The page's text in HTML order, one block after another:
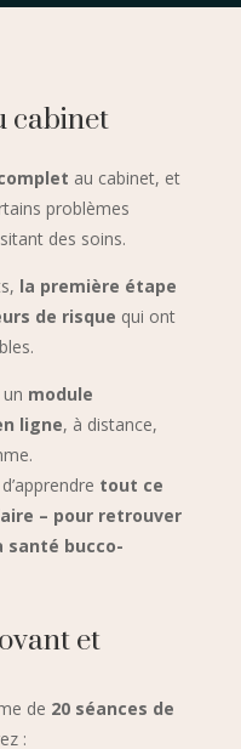
cabinet
au cabinet, et
problèmes
des soins.
la première étape
de risque qui ont
module
ligne, à distance,
tout ce
– pour retrouver
santé bucco-
et
de 20 séances de
: